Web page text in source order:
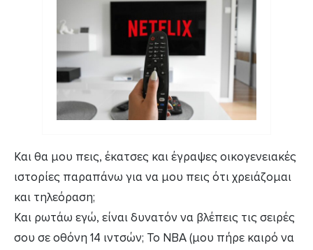
Και θα μου πεις, έκατσες και έγραψες οικογενειακές
ιστορίες παραπάνω για να μου πεις ότι χρειάζομαι
και τηλεόραση;
Και ρωτάω εγώ, είναι δυνατόν να βλέπεις τις σειρές
σου σε οθόνη 14 ιντσών; Το NBA (μου πήρε καιρό να